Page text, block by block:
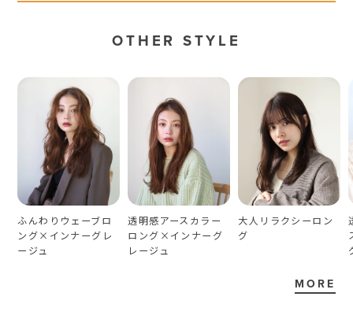
OTHER STYLE
ふんわりウェーブロ
ング×インナーグレ
ージュ
透明感アースカラー
ロング×インナーグ
レージュ
大人リラクシーロン
グ
MORE